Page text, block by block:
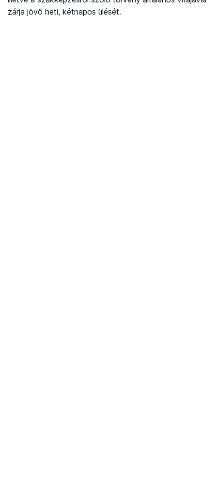
zárja jövő heti, kétnapos ülését.